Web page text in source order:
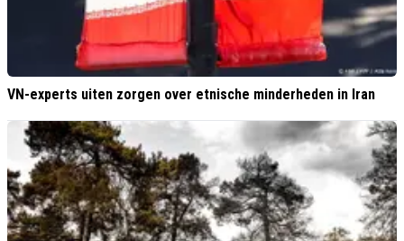
VN-experts uiten zorgen over etnische minderheden in Iran